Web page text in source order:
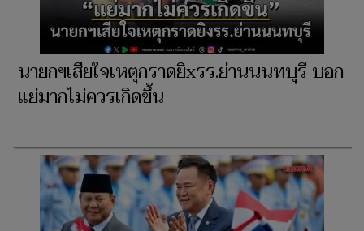
นายกฯเสียใจเหตุกราดยิxรร.ย่านนนทบุรี บอก
แย่มากไม่ควรเกิดขึ้น